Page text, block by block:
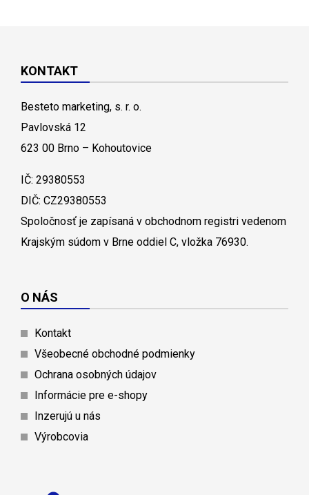
KONTAKT
Besteto marketing, s. r. o.
Pavlovská 12
623 00 Brno – Kohoutovice
IČ: 29380553
DIČ: CZ29380553
Spoločnosť je zapísaná v obchodnom registri vedenom
Krajským súdom v Brne oddiel C, vložka 76930.
O NÁS
Kontakt
Všeobecné obchodné podmienky
Ochrana osobných údajov
Informácie pre e-shopy
Inzerujú u nás
Výrobcovia